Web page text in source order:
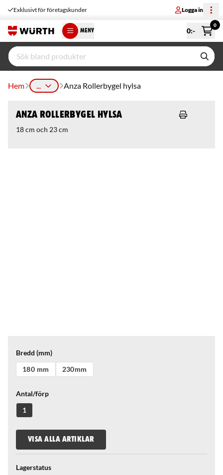
Exklusivt för företagskunder Logga in
MENY 0:-
0
Hem ... Anza Rollerbygel hylsa
Anza Rollerbygel hylsa
18 cm och 23 cm
Bredd (mm)
180 mm
230mm
Antal/förp
1
VISA ALLA ARTIKLAR
Lagerstatus